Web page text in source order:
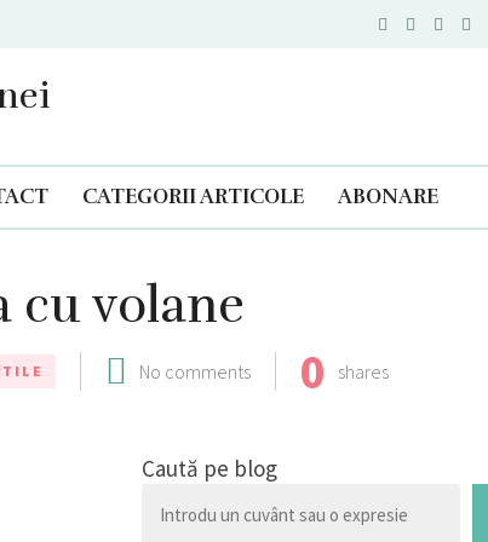
CATEGORII ARTICOLE ABONARE
cu volane
No comments 0 shares
Caută pe blog